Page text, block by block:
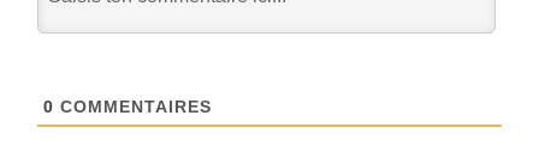
0 COMMENTAIRES